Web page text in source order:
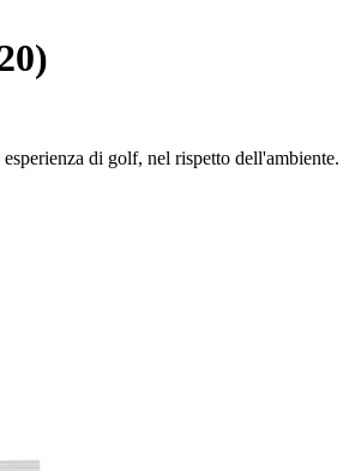
di golf, nel rispetto dell'ambiente.